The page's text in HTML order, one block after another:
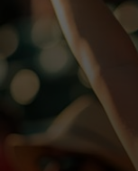
ומגמות